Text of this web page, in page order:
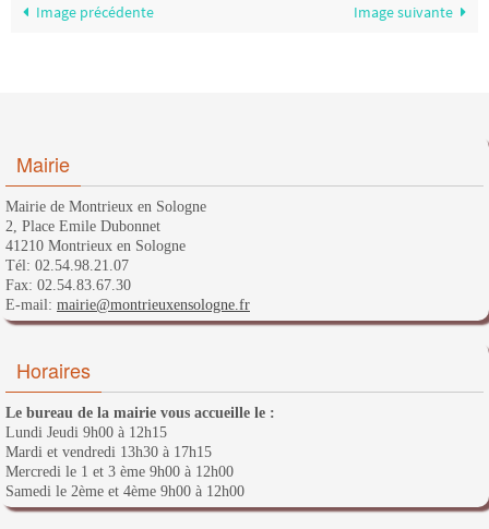
Image précédente Image suivante
Mairie
Mairie de Montrieux en Sologne
2, Place Emile Dubonnet
41210 Montrieux en Sologne
Tél: 02.54.98.21.07
Fax: 02.54.83.67.30
E-mail: mairie@montrieuxensologne.fr
Horaires
Le bureau de la mairie vous accueille le :
Lundi Jeudi 9h00 à 12h15
Mardi et vendredi 13h30 à 17h15
Mercredi le 1 et 3 ème 9h00 à 12h00
Samedi le 2ème et 4ème 9h00 à 12h00